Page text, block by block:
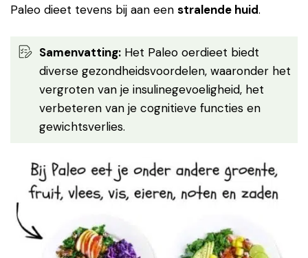
Paleo dieet tevens bij aan een stralende huid.
Samenvatting: Het Paleo oerdieet biedt
diverse gezondheidsvoordelen, waaronder het
vergroten van je insulinegevoeligheid, het
verbeteren van je cognitieve functies en
gewichtsverlies.